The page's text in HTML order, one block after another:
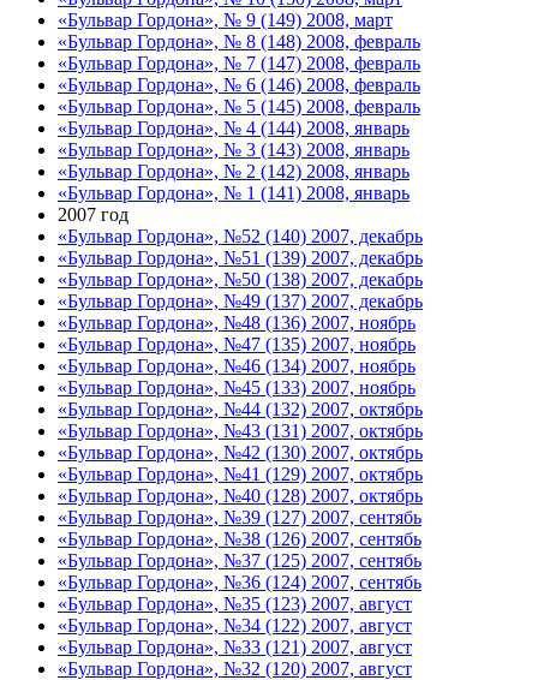
«Бульвар Гордона», № 9 (149) 2008, март
«Бульвар Гордона», № 8 (148) 2008, февраль
«Бульвар Гордона», № 7 (147) 2008, февраль
«Бульвар Гордона», № 6 (146) 2008, февраль
«Бульвар Гордона», № 5 (145) 2008, февраль
«Бульвар Гордона», № 4 (144) 2008, январь
«Бульвар Гордона», № 3 (143) 2008, январь
«Бульвар Гордона», № 2 (142) 2008, январь
«Бульвар Гордона», № 1 (141) 2008, январь
2007 год
«Бульвар Гордона», №52 (140) 2007, декабрь
«Бульвар Гордона», №51 (139) 2007, декабрь
«Бульвар Гордона», №50 (138) 2007, декабрь
«Бульвар Гордона», №49 (137) 2007, декабрь
«Бульвар Гордона», №48 (136) 2007, ноябрь
«Бульвар Гордона», №47 (135) 2007, ноябрь
«Бульвар Гордона», №46 (134) 2007, ноябрь
«Бульвар Гордона», №45 (133) 2007, ноябрь
«Бульвар Гордона», №44 (132) 2007, октябрь
«Бульвар Гордона», №43 (131) 2007, октябрь
«Бульвар Гордона», №42 (130) 2007, октябрь
«Бульвар Гордона», №41 (129) 2007, октябрь
«Бульвар Гордона», №40 (128) 2007, октябрь
«Бульвар Гордона», №39 (127) 2007, сентябь
«Бульвар Гордона», №38 (126) 2007, сентябь
«Бульвар Гордона», №37 (125) 2007, сентябь
«Бульвар Гордона», №36 (124) 2007, сентябь
«Бульвар Гордона», №35 (123) 2007, август
«Бульвар Гордона», №34 (122) 2007, август
«Бульвар Гордона», №33 (121) 2007, август
«Бульвар Гордона», №32 (120) 2007, август